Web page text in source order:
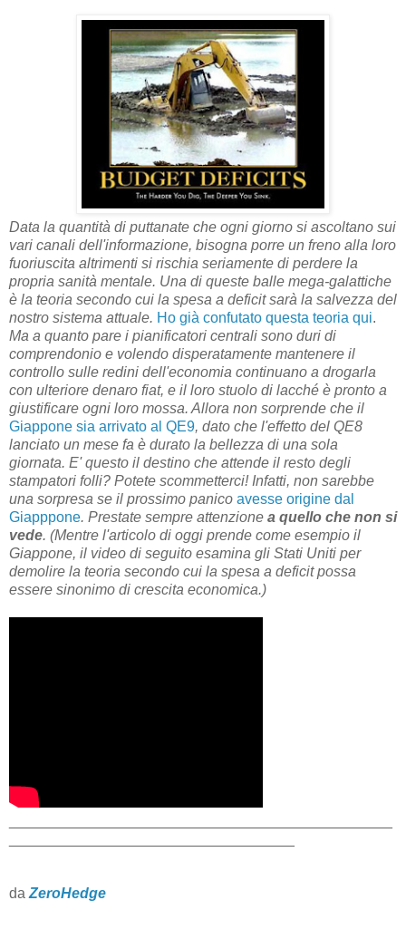
Data la quantità di puttanate che ogni giorno si ascoltano sui
vari canali dell'informazione, bisogna porre un freno alla loro
fuoriuscita altrimenti si rischia seriamente di perdere la
propria sanità mentale. Una di queste balle mega-galattiche
è la teoria secondo cui la spesa a deficit sarà la salvezza del
nostro sistema attuale. Ho già confutato questa teoria qui.
Ma a quanto pare i pianificatori centrali sono duri di
comprendonio e volendo disperatamente mantenere il
controllo sulle redini dell'economia continuano a drogarla
con ulteriore denaro fiat, e il loro stuolo di lacché è pronto a
giustificare ogni loro mossa. Allora non sorprende che il
Giappone sia arrivato al QE9, dato che l'effetto del QE8
lanciato un mese fa è durato la bellezza di una sola
giornata. E' questo il destino che attende il resto degli
stampatori folli? Potete scommetterci! Infatti, non sarebbe
una sorpresa se il prossimo panico avesse origine dal
Giapppone. Prestate sempre attenzione a quello che non si
vede. (Mentre l'articolo di oggi prende come esempio il
Giappone, il video di seguito esamina gli Stati Uniti per
demolire la teoria secondo cui la spesa a deficit possa
essere sinonimo di crescita economica.)
da ZeroHedge